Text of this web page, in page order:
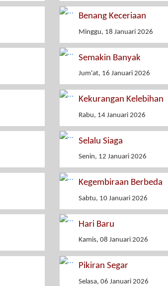
Benang Keceriaan
Minggu, 18 Januari 2026
Semakin Banyak
Jum'at, 16 Januari 2026
Kekurangan Kelebihan
Rabu, 14 Januari 2026
Selalu Siaga
Senin, 12 Januari 2026
Kegembiraan Berbeda
Sabtu, 10 Januari 2026
Hari Baru
Kamis, 08 Januari 2026
Pikiran Segar
Selasa, 06 Januari 2026